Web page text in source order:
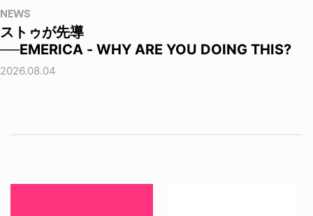
NEWS
ストゥが先導
──EMERICA - WHY ARE YOU DOING THIS?
2026.08.04